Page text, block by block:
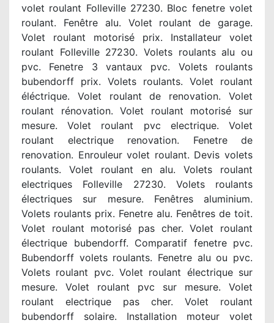
volet roulant Folleville 27230. Bloc fenetre volet
roulant. Fenêtre alu. Volet roulant de garage.
Volet roulant motorisé prix. Installateur volet
roulant Folleville 27230. Volets roulants alu ou
pvc. Fenetre 3 vantaux pvc. Volets roulants
bubendorff prix. Volets roulants. Volet roulant
éléctrique. Volet roulant de renovation. Volet
roulant rénovation. Volet roulant motorisé sur
mesure. Volet roulant pvc electrique. Volet
roulant electrique renovation. Fenetre de
renovation. Enrouleur volet roulant. Devis volets
roulants. Volet roulant en alu. Volets roulant
electriques Folleville 27230. Volets roulants
électriques sur mesure. Fenêtres aluminium.
Volets roulants prix. Fenetre alu. Fenêtres de toit.
Volet roulant motorisé pas cher. Volet roulant
électrique bubendorff. Comparatif fenetre pvc.
Bubendorff volets roulants. Fenetre alu ou pvc.
Volets roulant pvc. Volet roulant électrique sur
mesure. Volet roulant pvc sur mesure. Volet
roulant electrique pas cher. Volet roulant
bubendorff solaire. Installation moteur volet